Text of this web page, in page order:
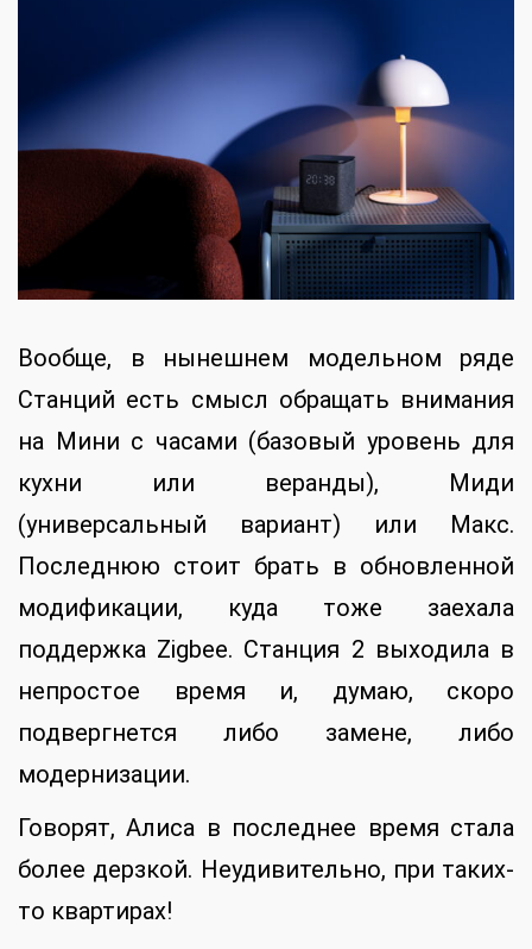
Вообще, в нынешнем модельном ряде
Станций есть смысл обращать внимания
на Мини с часами (базовый уровень для
кухни или веранды), Миди
(универсальный вариант) или Макс.
Последнюю стоит брать в обновленной
модификации, куда тоже заехала
поддержка Zigbee. Станция 2 выходила в
непростое время и, думаю, скоро
подвергнется либо замене, либо
модернизации.
Говорят, Алиса в последнее время стала
более дерзкой. Неудивительно, при таких-
то квартирах!